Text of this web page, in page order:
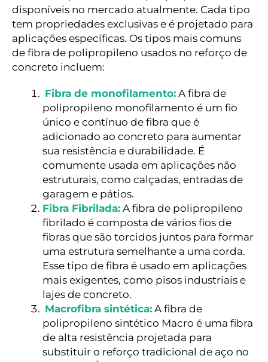
disponíveis no mercado atualmente. Cada tipo
tem propriedades exclusivas e é projetado para
aplicações específicas. Os tipos mais comuns
de fibra de polipropileno usados no reforço de
concreto incluem:
Fibra de monofilamento: A fibra de
polipropileno monofilamento é um fio
único e contínuo de fibra que é
adicionado ao concreto para aumentar
sua resistência e durabilidade. É
comumente usada em aplicações não
estruturais, como calçadas, entradas de
garagem e pátios.
Fibra Fibrilada: A fibra de polipropileno
fibrilado é composta de vários fios de
fibras que são torcidos juntos para formar
uma estrutura semelhante a uma corda.
Esse tipo de fibra é usado em aplicações
mais exigentes, como pisos industriais e
lajes de concreto.
Macrofibra sintética: A fibra de
polipropileno sintético Macro é uma fibra
de alta resistência projetada para
substituir o reforço tradicional de aço no